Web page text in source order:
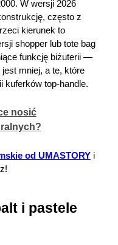
W wersji 2026
często z
kierunek to
shopper lub tote bag
funkcję biżuterii —
mniej, a te, które
kuferków top-handle.
nosić
od UMASTORY i
i pastele